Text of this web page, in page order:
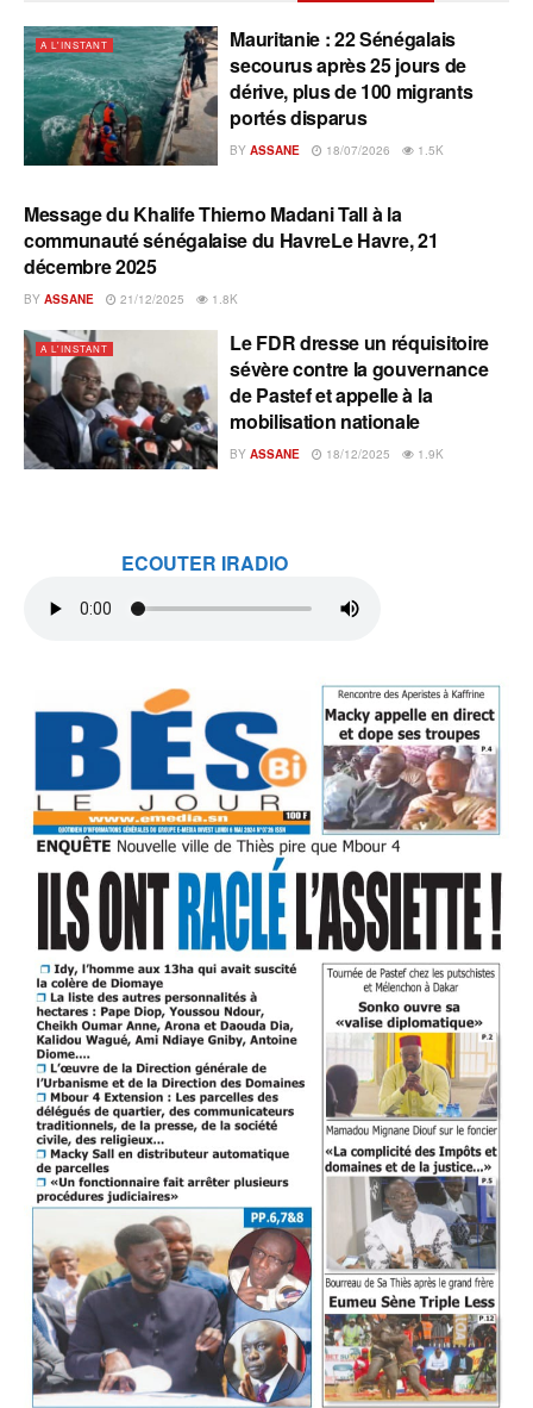
A L'INSTANT
Mauritanie : 22 Sénégalais
secourus après 25 jours de
dérive, plus de 100 migrants
portés disparus
BY ASSANE 18/07/2026 1.5K
A L'INSTANT
Message du Khalife Thierno Madani Tall à la
communauté sénégalaise du HavreLe Havre, 21
décembre 2025
BY ASSANE 21/12/2025 1.8K
A L'INSTANT
Le FDR dresse un réquisitoire
sévère contre la gouvernance
de Pastef et appelle à la
mobilisation nationale
BY ASSANE 18/12/2025 1.9K
ECOUTER IRADIO